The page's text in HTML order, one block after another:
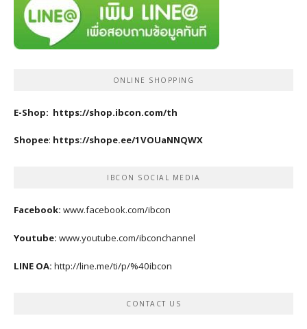
ONLINE SHOPPING
E-Shop: https://shop.ibcon.com/th
Shopee: https://shope.ee/1VOUaNNQWX
IBCON SOCIAL MEDIA
Facebook: www.facebook.com/ibcon
Youtube: www.youtube.com/ibconchannel
LINE OA: http://line.me/ti/p/%40ibcon
CONTACT US